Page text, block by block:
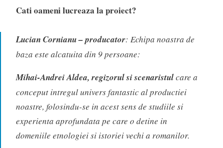
Cati oameni lucreaza la proiect?
Lucian Cornianu – producator: Echipa noastra de
baza este alcatuita din 9 persoane:
Mihai-Andrei Aldea, regizorul si scenaristulcare a
conceput intregul univers fantastic al productiei
noastre, folosindu-se in acest sens de studiile si
experienta aprofundata pe care o detine in
domeniile etnologiei si istoriei vechi a romanilor.